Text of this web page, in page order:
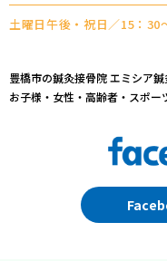
土曜日午後・祝日／15：30
豊橋市の鍼灸接骨院 エミシア
お子様・女性・高齢者・スポー